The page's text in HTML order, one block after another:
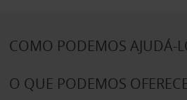
COMO PODEMOS AJUDÁ-
O QUE PODEMOS